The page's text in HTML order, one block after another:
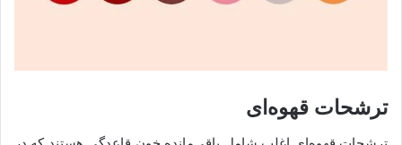
ترشحات قهوه‌ای